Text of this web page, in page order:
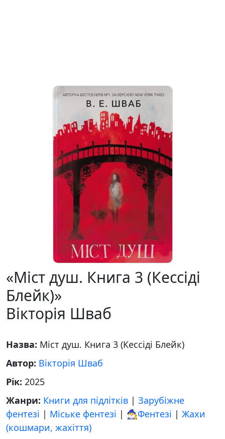
«Міст душ. Книга 3 (Кессіді
Блейк)»
Вікторія Шваб
Назва: Міст душ. Книга 3 (Кессіді Блейк)
Автор: Вікторія Шваб
Рік: 2025
Жанри: Книги для підлітків | Зарубіжне
фентезі | Міське фентезі | 🧙‍♂️Фентезі | Жахи
(кошмари, жахіття)